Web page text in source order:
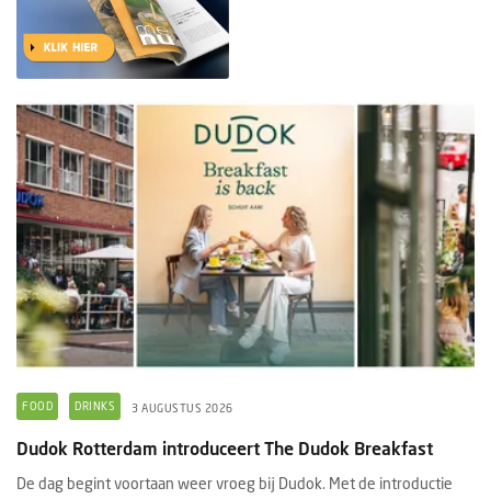
FOOD DRINKS 3 AUGUSTUS 2026
Dudok Rotterdam introduceert The Dudok Breakfast
De dag begint voortaan weer vroeg bij Dudok. Met de introductie